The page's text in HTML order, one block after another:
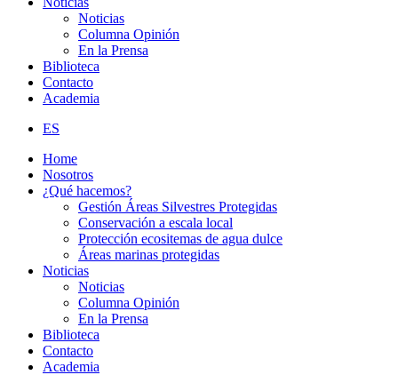
Noticias
Columna Opinión
En la Prensa
Biblioteca
Contacto
Academia
ES
Home
Nosotros
¿Qué hacemos?
Gestión Áreas Silvestres Protegidas
Conservación a escala local
Protección ecositemas de agua dulce
Áreas marinas protegidas
Noticias
Noticias
Columna Opinión
En la Prensa
Biblioteca
Contacto
Academia